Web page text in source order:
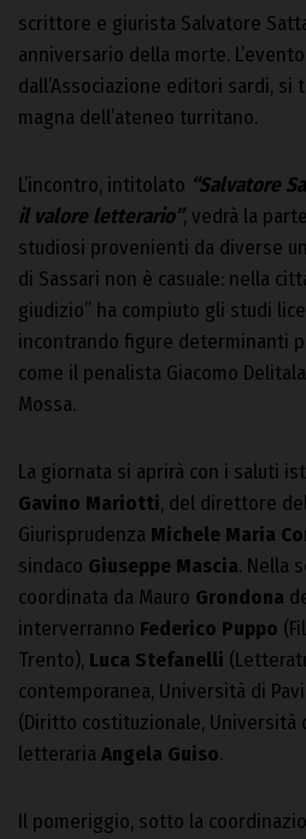
scrittore e giurista Salvatore
anniversario della morte.
dall’Associazione editori sardi, si
magna dell’ateneo turritano.
L’incontro, intitolato “Salvatore
il valore letterario”, vedrà la
studiosi provenienti da diverse
di Sassari non è casuale: nella
giudizio” ha compiuto gli studi
incontrando figure determinanti
come il penalista Giacomo
Mossa.
La giornata si aprirà con i saluti
Gavino Mariotti, del direttore
Giurisprudenza Michele Maria
sindaco Giuseppe Mascia. Nella
coordinata da Mauro Grondona
interverranno Federico Puppo
Trento), Luca Stefanelli
contemporanea, Università di
(Diritto costituzionale, Università
letteraria Angela Guiso.
Il pomeriggio, sotto la